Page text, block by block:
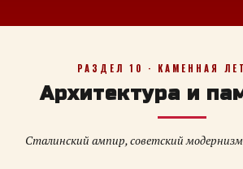
РАЗДЕЛ 10 · КАМЕННАЯ
Архитектура и
Сталинский ампир, советский